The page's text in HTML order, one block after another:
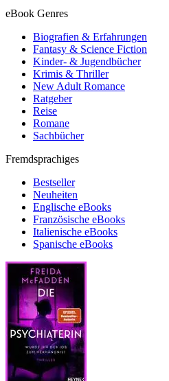
eBook Genres
Biografien & Erfahrungen
Fantasy & Science Fiction
Kinder- & Jugendbücher
Krimis & Thriller
New Adult Romance
Ratgeber
Reise
Romane
Sachbücher
Fremdsprachiges
Bestseller
Neuheiten
Englische eBooks
Französische eBooks
Italienische eBooks
Spanische eBooks